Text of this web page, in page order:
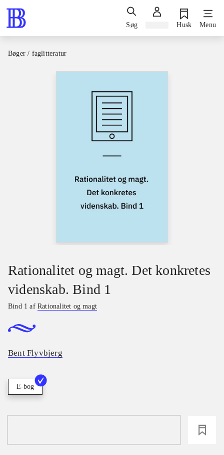
Søg Husk Menu
Bøger / faglitteratur
Rationalitet og magt. Det konkretes
videnskab. Bind 1
Bind 1 afRationalitet og magt
Bent Flyvbjerg
E-bog